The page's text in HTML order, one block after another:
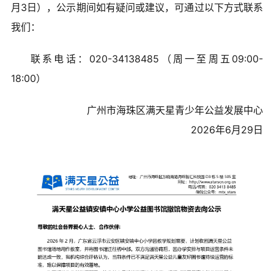
月3日），公示期间如有疑问或建议，可通过以下方式联系
我们：
联系电话：020-34138485（周一至周五09:00-
18:00）
广州市海珠区满天星青少年公益发展中心
2026年6月29日